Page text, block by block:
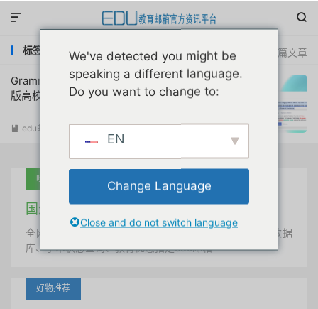


共 1 篇文章
标签：grammarly education discount
Grammarly在线英文润色工具免付费高级
版高校免费专用申请注册教程
 edu邮箱资讯 阅读(29022)
吐血推荐
国外学术美国 edu教育邮箱
全网唯一首发、自定义用户名、终身使用、学术文献数据
库、学术状态查询、教育优惠指定edu邮箱
好物推荐
We've detected you might be
speaking a different language.
Do you want to change to:
EN
Change Language
Close and do not switch language